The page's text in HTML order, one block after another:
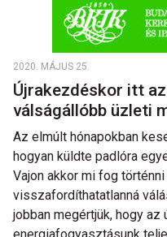
2020. MÁJUS 25.
Újrakezdéskor itt
válságállóbb üzleti
Az elmúlt hónapokban
hogyan küldte padlóra
Vajon akkor mi fog
visszafordíthatatlanná
jobban megértjük, hogy